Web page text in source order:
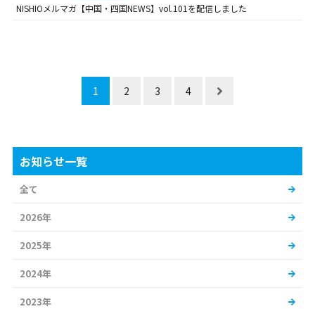
NISHIOメルマガ【中国・四国NEWS】vol.101を配信しました
1 2 3 4
お知らせ一覧
全て
2026年
2025年
2024年
2023年